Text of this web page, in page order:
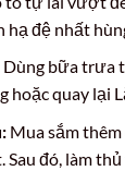
hạ đệ nhất
Dùng bữa trưa
hoặc quay lại
Mua sắm thêm
Sau đó, làm